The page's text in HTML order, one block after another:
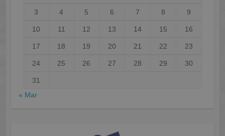
3 4 5 6 7 8 9
10 11 12 13 14 15 16
17 18 19 20 21 22 23
24 25 26 27 28 29 30
31
« Mar